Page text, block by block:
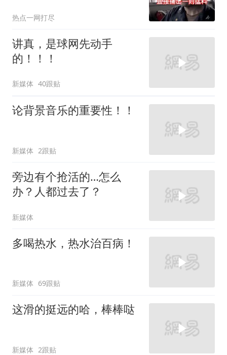
热点一网打尽
讲真，是球网先动手
的！！！
新媒体 40跟贴
论背景音乐的重要性！！
新媒体 2跟贴
旁边有个抢活的…怎么
办？人都过去了？
新媒体
多喝热水，热水治百病！
新媒体 69跟贴
这滑的挺远的哈，棒棒哒
新媒体 2跟贴